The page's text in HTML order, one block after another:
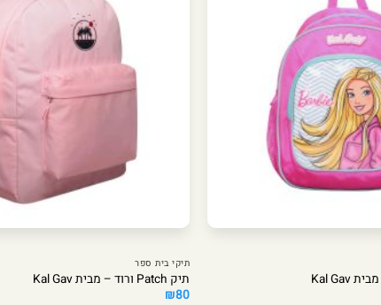
תיקי בית ספר
תיק Patch ורוד – מבית Kal Gav
₪80